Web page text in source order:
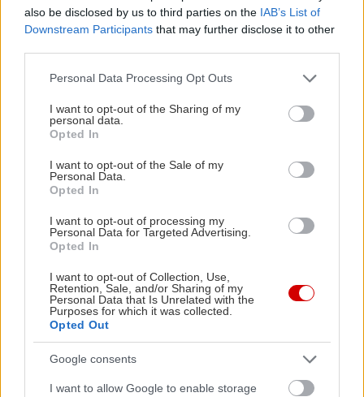
also be disclosed by us to third parties on the IAB’s List of
Downstream Participants that may further disclose it to other
Please note that this website/app uses one or more Google
not limited to your visit or usage behaviour. You may click to
grant or deny consent to Google and its third-party tags to
use your data for below specified purposes in below Google
consent section.
Personal Data Processing Opt Outs
I want to opt-out of the Sharing of my
personal data.
Opted In
I want to opt-out of the Sale of my
Personal Data.
Opted In
I want to opt-out of processing my
Personal Data for Targeted Advertising.
Opted In
I want to opt-out of Collection, Use,
Retention, Sale, and/or Sharing of my
Personal Data that Is Unrelated with the
Purposes for which it was collected.
Opted Out
Google consents
I want to allow Google to enable storage
Με επίκεντρο την απαγορευμένη, εκείνη την
εποχή, ομοφυλοφιλική σχέση ανάμεσα στον
φιλελεύθερο βουλευτή και μετέπειτα ηγέτη του
Κόμματος των Φιλελευθέρων Τζέρεμι Θορπ και